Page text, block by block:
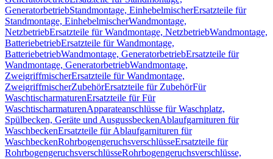
GeneratorbetriebStandmontage, EinhebelmischerErsatzteile für
Standmontage, EinhebelmischerWandmontage,
NetzbetriebErsatzteile für Wandmontage, NetzbetriebWandmontage,
BatteriebetriebErsatzteile für Wandmontage,
BatteriebetriebWandmontage, GeneratorbetriebErsatzteile für
Wandmontage, GeneratorbetriebWandmontage,
ZweigriffmischerErsatzteile für Wandmontage,
ZweigriffmischerZubehörErsatzteile für ZubehörFür
WaschtischarmaturenErsatzteile für Für
WaschtischarmaturenApparateanschlüsse für Waschplatz,
Spülbecken, Geräte und AusgussbeckenAblaufgarnituren für
WaschbeckenErsatzteile für Ablaufgarnituren für
WaschbeckenRohrbogengeruchsverschlüsseErsatzteile für
RohrbogengeruchsverschlüsseRohrbogengeruchsverschlüsse,